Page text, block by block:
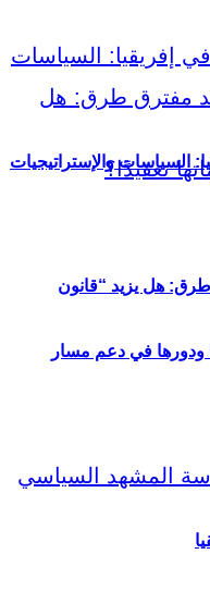
هل يزيد “قانون
السياسات والإستراتيجيات
ودورها في دعم مسار